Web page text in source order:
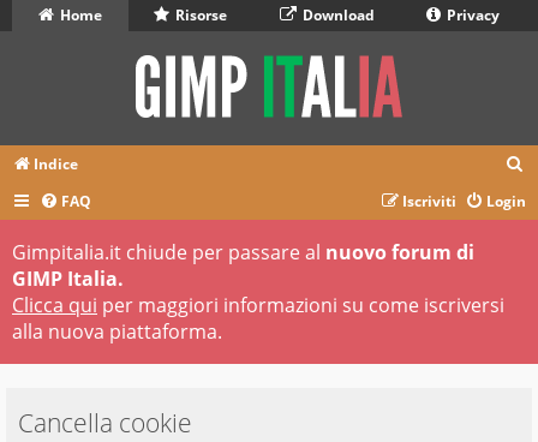
Home Risorse Download Privacy
Indice
r
FAQ Login
Iscriviti
Gimpitalia.it chiude per passare al nuovo forum di
GIMP Italia.
Clicca qui per maggiori informazioni su come iscriversi
alla nuova piattaforma.
Cancella cookie